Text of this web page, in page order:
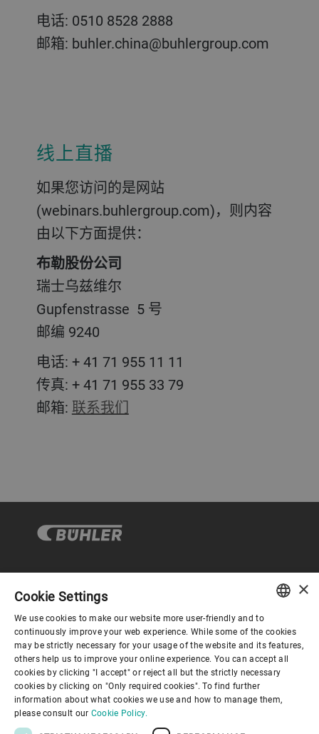
电话: 0510 8528 2888
邮箱: buhler.china@buhlergroup.com
线上直播
如果您访问的是网站
(webinars.buhlergroup.com)，则内容
由以下方面提供：
布勒股份公司
瑞士乌兹维尔
Gupfenstrasse 5 号
邮编 9240
电话: + 41 71 955 11 11
传真: + 41 71 955 33 79
邮箱: 联系我们
企业与合规
关于布勒
联系我们
ENGLISH
SPANISH
GERMAN
FRENCH
×
Cookie Settings
We use cookies to make our website more user-friendly and to
continuously improve your web experience. While some of the cookies
may be strictly necessary for your usage of the website and its features,
others help us to improve your online experience. You can accept all
cookies by clicking "I accept" or reject all but the strictly necessary
cookies by clicking on "Only required cookies". To find further
information about what cookies we use and how to manage them,
please consult our Cookie Policy.